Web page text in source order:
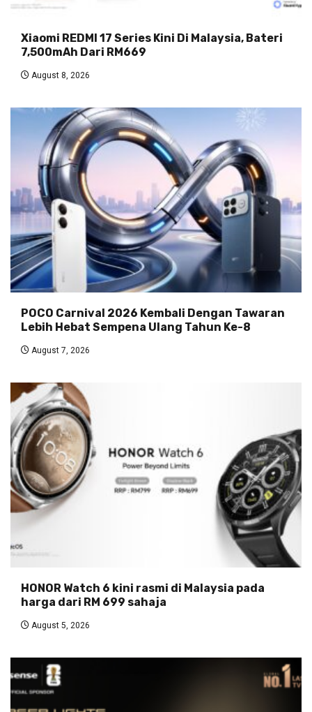
Xiaomi REDMI 17 Series Kini Di Malaysia, Bateri
7,500mAh Dari RM669
August 8, 2026
POCO Carnival 2026 Kembali Dengan Tawaran
Lebih Hebat Sempena Ulang Tahun Ke-8
August 7, 2026
HONOR Watch 6 kini rasmi di Malaysia pada
harga dari RM 699 sahaja
August 5, 2026